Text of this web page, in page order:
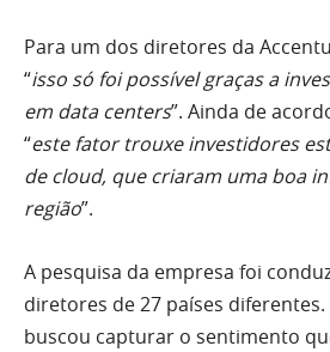
Para um dos diretores da
“isso só foi possível graças a
em data centers”. Ainda de
“este fator trouxe investidores
de cloud, que criaram uma boa
região”.
A pesquisa da empresa foi
diretores de 27 países
buscou capturar o sentimento